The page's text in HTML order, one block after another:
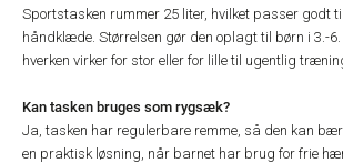
Sportstasken rummer 25 liter, hvilket passer godt
håndklæde. Størrelsen gør den oplagt til børn i 3.-
hverken virker for stor eller for lille til ugentlig
Kan tasken bruges som rygsæk?
Ja, tasken har regulerbare remme, så den kan
en praktisk løsning, når barnet har brug for frie